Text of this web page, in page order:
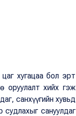
хугацаа бол эрт
оруулалт хийх гэж
санхүүгийн хувьд
судлахыг сануулдаг